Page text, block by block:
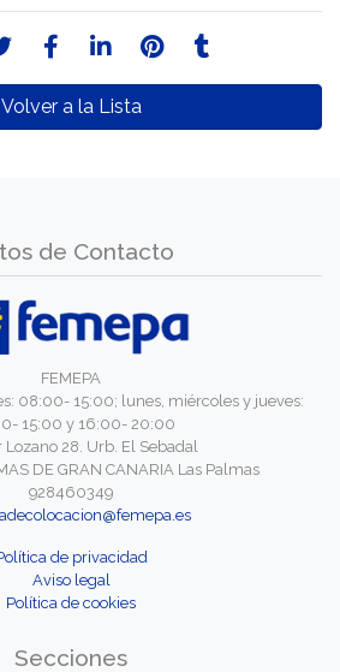
Volver a la Lista
de Contacto
FEMEPA
08:00- 15:00; lunes, miércoles y jueves:
15:00 y 16:00- 20:00
Lozano 28. Urb. El Sebadal
DE GRAN CANARIA Las Palmas
928460349
de privacidad
Aviso legal
Política de cookies
Secciones